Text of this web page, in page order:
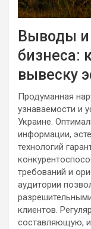
Выводы
бизнеса:
вывеску
Продуманная
узнаваемости и
Украине.
информации,
технологий
требований и
аудитории
клиентов.
составляющую,